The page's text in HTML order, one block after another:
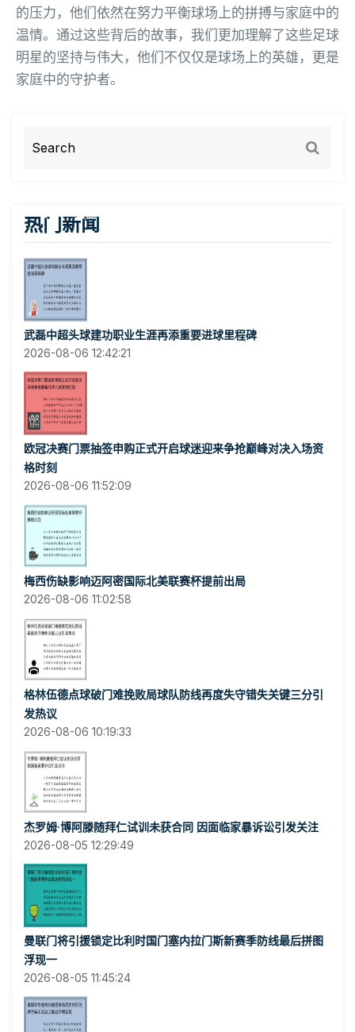
的压力，他们依然在努力平衡球场上的拼搏与家庭中的
温情。通过这些背后的故事，我们更加理解了这些足球
明星的坚持与伟大，他们不仅仅是球场上的英雄，更是
家庭中的守护者。
热门新闻
武磊中超头球建功职业生涯再添重要进球里程碑
2026-08-06 12:42:21
欧冠决赛门票抽签申购正式开启球迷迎来争抢巅峰对决入场资
格时刻
2026-08-06 11:52:09
梅西伤缺影响迈阿密国际北美联赛杯提前出局
2026-08-06 11:02:58
格林伍德点球破门难挽败局球队防线再度失守错失关键三分引
发热议
2026-08-06 10:19:33
杰罗姆·博阿滕随拜仁试训未获合同 因面临家暴诉讼引发关注
2026-08-05 12:29:49
曼联门将引援锁定比利时国门塞内拉门斯新赛季防线最后拼图
浮现一
2026-08-05 11:45:24